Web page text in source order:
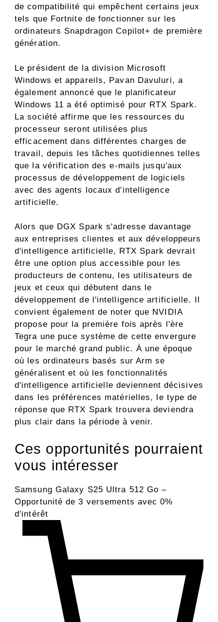
de compatibilité qui empêchent certains jeux
tels que Fortnite de fonctionner sur les
ordinateurs Snapdragon Copilot+ de première
génération.
Le président de la division Microsoft
Windows et appareils, Pavan Davuluri, a
également annoncé que le planificateur
Windows 11 a été optimisé pour RTX Spark.
La société affirme que les ressources du
processeur seront utilisées plus
efficacement dans différentes charges de
travail, depuis les tâches quotidiennes telles
que la vérification des e-mails jusqu'aux
processus de développement de logiciels
avec des agents locaux d'intelligence
artificielle.
Alors que DGX Spark s'adresse davantage
aux entreprises clientes et aux développeurs
d'intelligence artificielle, RTX Spark devrait
être une option plus accessible pour les
producteurs de contenu, les utilisateurs de
jeux et ceux qui débutent dans le
développement de l'intelligence artificielle. Il
convient également de noter que NVIDIA
propose pour la première fois après l'ère
Tegra une puce système de cette envergure
pour le marché grand public. À une époque
où les ordinateurs basés sur Arm se
généralisent et où les fonctionnalités
d'intelligence artificielle deviennent décisives
dans les préférences matérielles, le type de
réponse que RTX Spark trouvera deviendra
plus clair dans la période à venir.
Ces opportunités pourraient
vous intéresser
Samsung Galaxy S25 Ultra 512 Go –
Opportunité de 3 versements avec 0%
d'intérêt